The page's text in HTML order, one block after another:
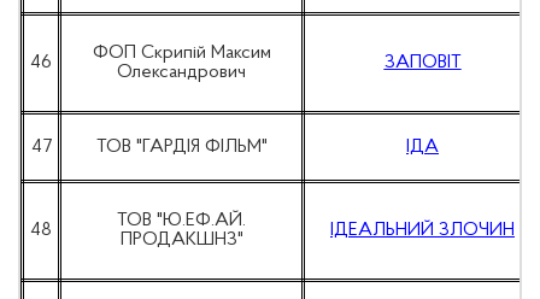
46
ФОП Скрипій Максим
Олександрович
ЗАПОВІТ
47 ТОВ "ГАРДІЯ ФІЛЬМ" ІДА
48
ТОВ "Ю.ЕФ.АЙ.
ПРОДАКШНЗ"
ІДЕАЛЬНИЙ ЗЛОЧИН